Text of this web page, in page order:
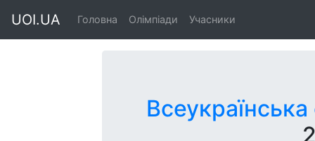
UOI.UA Головна Олімпіади Учасники
Всеукраїнська